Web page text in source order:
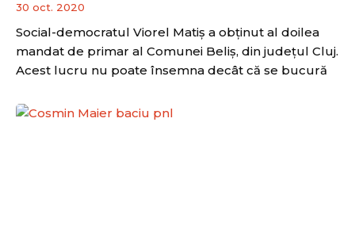
30 oct. 2020
Social-democratul Viorel Matiș a obținut al doilea
mandat de primar al Comunei Beliș, din județul Cluj.
Acest lucru nu poate însemna decât că se bucură